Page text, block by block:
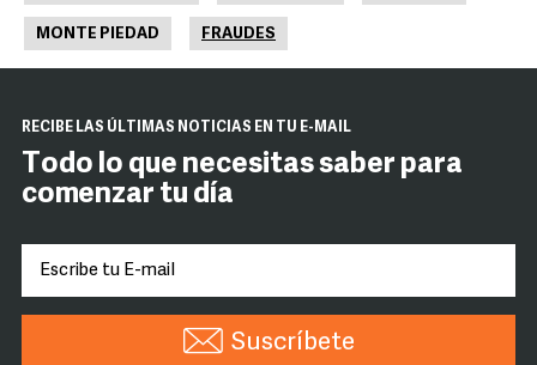
MONTE PIEDAD FRAUDES
RECIBE LAS ÚLTIMAS NOTICIAS EN TU E-MAIL
Todo lo que necesitas saber para
comenzar tu día
Suscríbete